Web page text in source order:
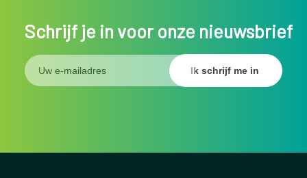
Schrijf je in voor onze nieuwsbrief